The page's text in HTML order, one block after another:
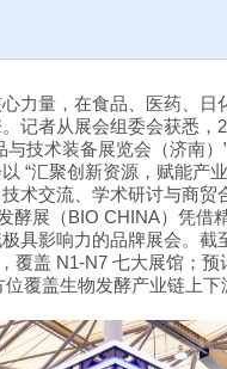
力量，在食品、医药、日
记者从展会组委会获悉，
技术装备展览会（济南）
“汇聚创新资源，赋能产
术交流、学术研讨与商贸
酵展（BIO CHINA）凭借
具影响力的品牌展会。截
覆盖 N1-N7 七大展馆；预
覆盖生物发酵产业链上